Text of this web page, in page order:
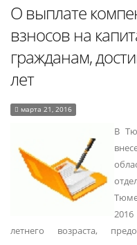
О выплате
взносов на
гражданам,
лет
марта 21, 2016
В
летнего возраста,